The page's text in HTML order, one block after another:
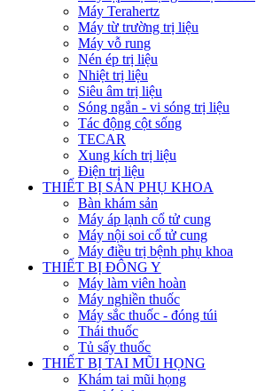
Máy Terahertz
Máy từ trường trị liệu
Máy vỗ rung
Nén ép trị liệu
Nhiệt trị liệu
Siêu âm trị liệu
Sóng ngắn - vi sóng trị liệu
Tác động cột sống
TECAR
Xung kích trị liệu
Điện trị liệu
THIẾT BỊ SẢN PHỤ KHOA
Bàn khám sản
Máy áp lạnh cổ tử cung
Máy nội soi cổ tử cung
Máy điều trị bệnh phụ khoa
THIẾT BỊ ĐÔNG Y
Máy làm viên hoàn
Máy nghiền thuốc
Máy sắc thuốc - đóng túi
Thái thuốc
Tủ sấy thuốc
THIẾT BỊ TAI MŨI HỌNG
Khám tai mũi họng